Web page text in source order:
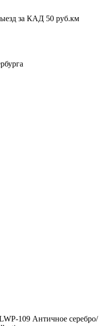
за КАД 50 руб.км
109 Античное серебро/